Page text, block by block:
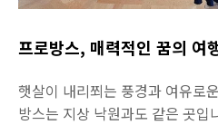
프로방스, 매력적인 꿈의 여
햇살이 내리쬐는 풍경과 여유로
방스는 지상 낙원과도 같은 곳입